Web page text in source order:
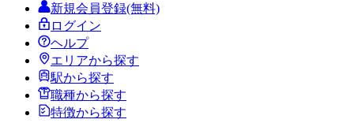
新規会員登録(無料)
ログイン
ヘルプ
エリアから探す
駅から探す
職種から探す
特徴から探す